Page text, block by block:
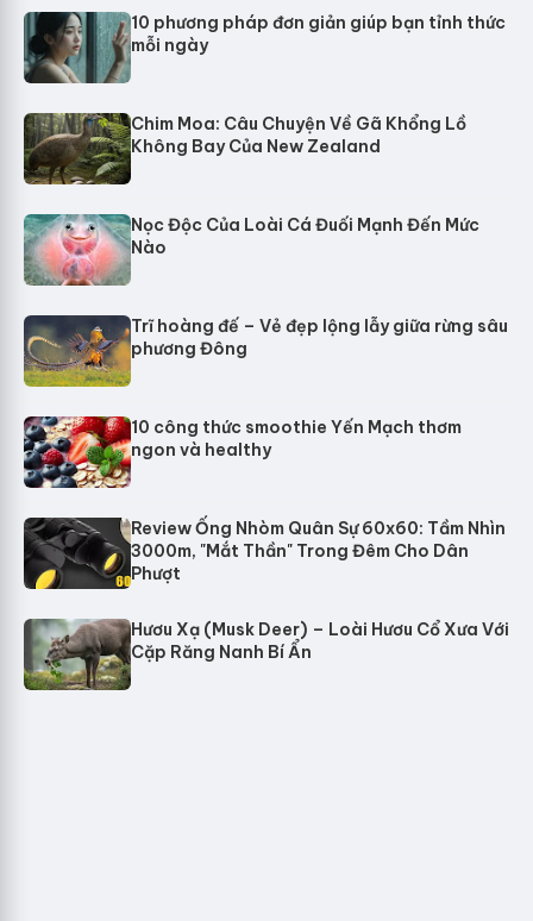
10 phương pháp đơn giản giúp bạn tỉnh thức
mỗi ngày
Chim Moa: Câu Chuyện Về Gã Khổng Lồ
Không Bay Của New Zealand
Nọc Độc Của Loài Cá Đuối Mạnh Đến Mức
Nào
Trĩ hoàng đế – Vẻ đẹp lộng lẫy giữa rừng sâu
phương Đông
10 công thức smoothie Yến Mạch thơm
ngon và healthy
Review Ống Nhòm Quân Sự 60x60: Tầm Nhìn
3000m, "Mắt Thần" Trong Đêm Cho Dân
Phượt
Hươu Xạ (Musk Deer) – Loài Hươu Cổ Xưa Với
Cặp Răng Nanh Bí Ẩn